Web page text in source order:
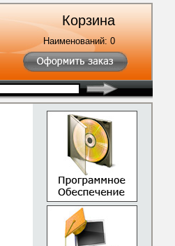
Корзина
Наименований:0